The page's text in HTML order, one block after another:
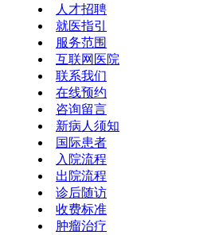
人才招聘
就医指引
服务范围
互联网医院
联系我们
在线预约
咨询留言
新病人须知
国际患者
入院流程
出院流程
诊后随访
收费标准
肿瘤治疗